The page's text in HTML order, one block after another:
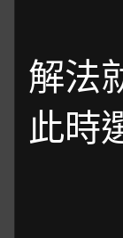
解法
此時